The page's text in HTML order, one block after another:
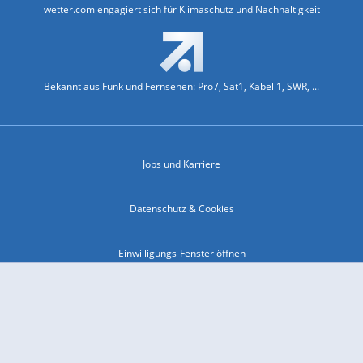
wetter.com engagiert sich für Klimaschutz und Nachhaltigkeit
Bekannt aus Funk und Fernsehen: Pro7, Sat1, Kabel 1, SWR, ...
Jobs und Karriere
Datenschutz & Cookies
Einwilligungs-Fenster öffnen